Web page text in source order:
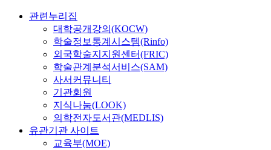
관련누리집
대학공개강의(KOCW)
학술정보통계시스템(Rinfo)
외국학술지지원센터(FRIC)
학술관계분석서비스(SAM)
사서커뮤니티
기관회원
지식나눔(LOOK)
의학전자도서관(MEDLIS)
유관기관 사이트
교육부(MOE)